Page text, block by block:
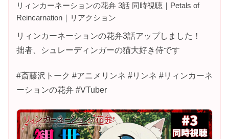
リィンカーネーションの花弁 3話 同時視聴｜Petals of
Reincarnation｜リアクション
リィンカーネーションの花弁3話アップしました！
拙者、シュレーディンガーの猫大好き侍です
#斎藤沢トーク #アニメリンネ #リンネ #リィンカーネ
ーションの花弁 #VTuber